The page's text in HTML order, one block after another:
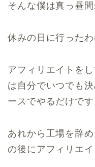
そんな僕は真っ昼
休みの日に行った
アフィリエイトを
は自分でいつでも
ースでやるだけです
あれから工場を辞
の後にアフィリエ